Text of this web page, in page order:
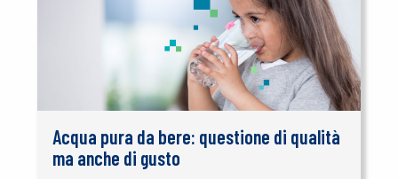
Acqua pura da bere: questione di qualità
ma anche di gusto